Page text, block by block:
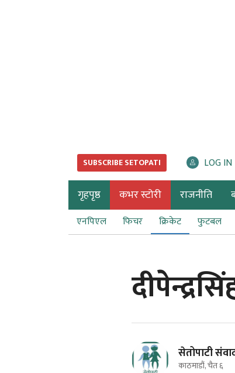
SUBSCRIBE SETOPATI LOG IN
गृहपृष्ठ कभर स्टोरी राजनीति
एनपिएल फिचर क्रिकेट फुटबल
सेतोपाटी
काठमाडौं, चैत ६